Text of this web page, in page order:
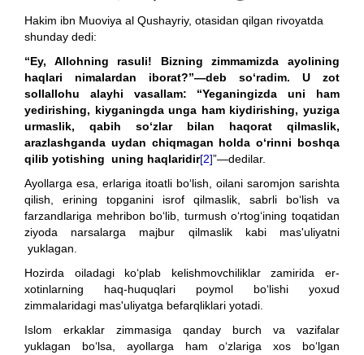
Hakim ibn Muoviya al Qushayriy, otasidan qilgan rivoyatda
shunday dedi:
“Ey, Allohning rasuli! Bizning zimmamizda ayolining
haqlari nimalardan iborat?”—deb so‘radim. U zot
sollallohu alayhi vasallam: “Yeganingizda uni ham
yedirishing, kiyganingda unga ham kiydirishing, yuziga
urmaslik, qabih so‘zlar bilan haqorat qilmaslik,
arazlashganda uydan chiqmagan holda o‘rinni boshqa
qilib yotishing uning haqlaridir[2]”—dedilar.
Ayollarga esa, erlariga itoatli bo‘lish, oilani saromjon sarishta
qilish, erining topganini isrof qilmaslik, sabrli bo‘lish va
farzandlariga mehribon bo‘lib, turmush o‘rtog‘ining toqatidan
ziyoda narsalarga majbur qilmaslik kabi mas'uliyatni
yuklagan.
Hozirda oiladagi ko‘plab kelishmovchiliklar zamirida er-
xotinlarning haq-huquqlari poymol bo‘lishi yoxud
zimmalaridagi mas'uliyatga befarqliklari yotadi.
Islom erkaklar zimmasiga qanday burch va vazifalar
yuklagan bo‘lsa, ayollarga ham o‘zlariga xos bo‘lgan